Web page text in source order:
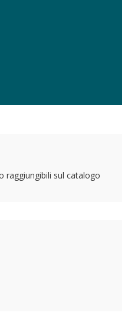
raggiungibili sul catalogo